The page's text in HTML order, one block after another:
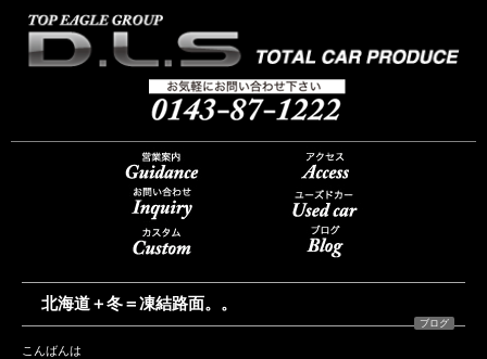
北海道＋冬＝凍結路面。。
ブログ
こんばんは